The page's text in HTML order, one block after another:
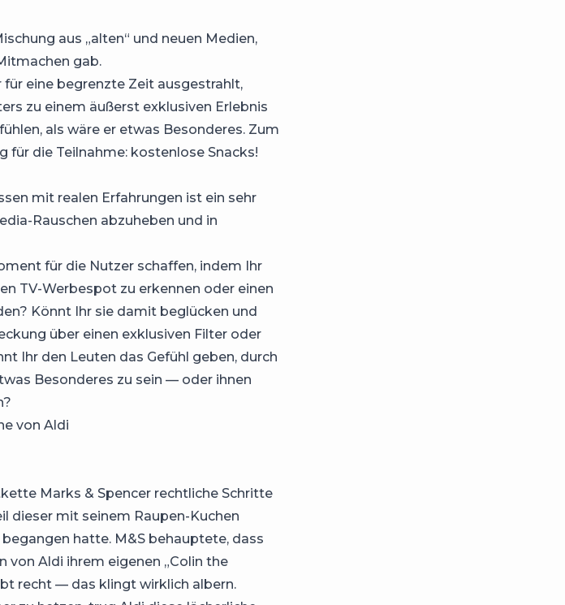
aus „alten“ und neuen Medien,
gab.
eine begrenzte Zeit ausgestrahlt,
zu einem äußerst exklusiven Erlebnis
als wäre er etwas Besonderes. Zum
für die Teilnahme: kostenlose Snacks!
mit realen Erfahrungen ist ein sehr
Rauschen abzuheben und in
für die Nutzer schaffen, indem Ihr
TV-Werbespot zu erkennen oder einen
Könnt Ihr sie damit beglücken und
über einen exklusiven Filter oder
Ihr den Leuten das Gefühl geben, durch
Besonderes zu sein — oder ihnen
von Aldi
Marks & Spencer rechtliche Schritte
dieser mit seinem Raupen-Kuchen
hatte. M&S behauptete, dass
von Aldi ihrem eigenen „Colin the
recht — das klingt wirklich albern.